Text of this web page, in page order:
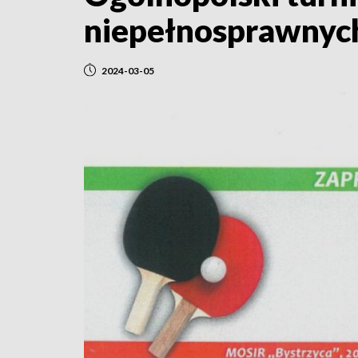
2024-03-05